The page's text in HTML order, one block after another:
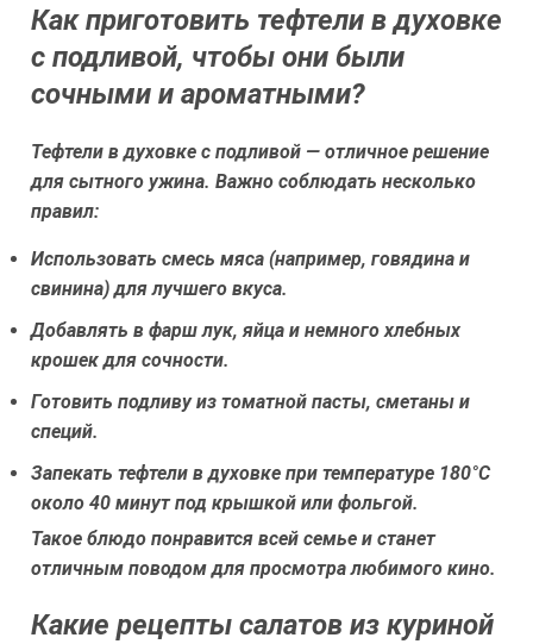
Как приготовить тефтели в духовке
с подливой, чтобы они были
сочными и ароматными?
Тефтели в духовке с подливой — отличное решение
для сытного ужина. Важно соблюдать несколько
правил:
Использовать смесь мяса (например, говядина и
свинина) для лучшего вкуса.
Добавлять в фарш лук, яйца и немного хлебных
крошек для сочности.
Готовить подливу из томатной пасты, сметаны и
специй.
Запекать тефтели в духовке при температуре 180°C
около 40 минут под крышкой или фольгой.
Такое блюдо понравится всей семье и станет
отличным поводом для просмотра любимого кино.
Какие рецепты салатов из куриной